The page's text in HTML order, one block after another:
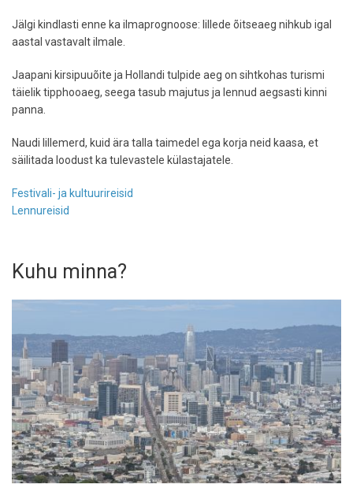
Jälgi kindlasti enne ka ilmaprognoose: lillede õitseaeg nihkub igal
aastal vastavalt ilmale.
Jaapani kirsipuuõite ja Hollandi tulpide aeg on sihtkohas turismi
täielik tipphooaeg, seega tasub majutus ja lennud aegsasti kinni
panna.
Naudi lillemerd, kuid ära talla taimedel ega korja neid kaasa, et
säilitada loodust ka tulevastele külastajatele.
Festivali- ja kultuurireisid
Lennureisid
Kuhu minna?